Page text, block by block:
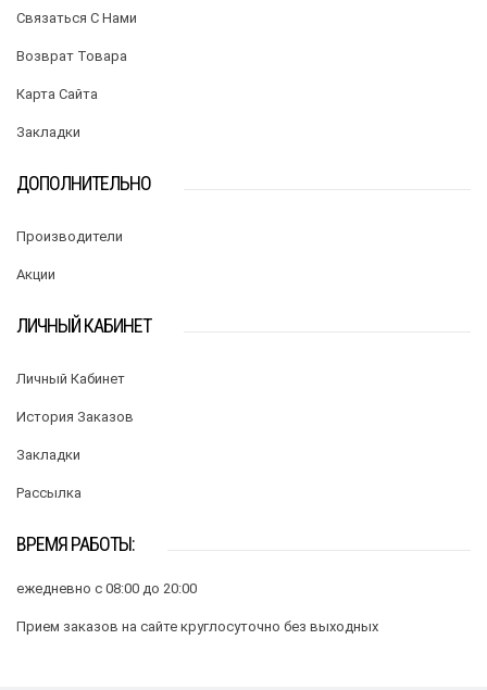
Связаться С Нами
Возврат Товара
Карта Сайта
Закладки
ДОПОЛНИТЕЛЬНО
Производители
Акции
ЛИЧНЫЙ КАБИНЕТ
Личный Кабинет
История Заказов
Закладки
Рассылка
ВРЕМЯ РАБОТЫ:
ежедневно с 08:00 до 20:00
Прием заказов на сайте круглосуточно без выходных